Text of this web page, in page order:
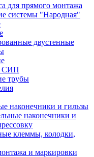
для прямого монтажа
системы "Народная"
двустенные
СИП
трубы
наконечники и гильзы
наконечники и
клеммы, колодки,
и маркировки